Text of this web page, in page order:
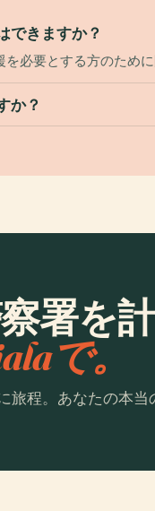
できますか？
必要とする方のために
か？
署を
で。
旅程。あなたの本当